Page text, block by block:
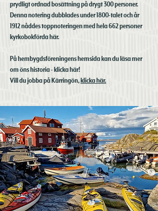
prydligt ordnad bosättning på drygt 300 personer.
Denna notering dubblades under 1800-talet och år
1912 nåddes toppnoteringen med hela 662 personer
kyrkobokförda här.
På hembygdsföreningens hemsida kan du läsa mer
om öns historia - klicka här!
Vill du jobba på Kärringön, klicka här.